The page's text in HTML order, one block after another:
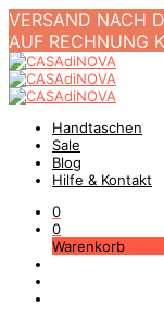
VERSAND NACH
AUF RECHNUNG
Handtaschen
Sale
Blog
Hilfe & Kontakt
0
0
Warenkorb